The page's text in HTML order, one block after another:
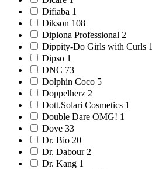
Difiaba 1
Dikson 108
Diplona Professional 2
Dippity-Do Girls with Curls 1
Dipso 1
DNC 73
Dolphin Coco 5
Doppelherz 2
Dott.Solari Cosmetics 1
Double Dare OMG! 1
Dove 33
Dr. Bio 20
Dr. Dabour 2
Dr. Kang 1